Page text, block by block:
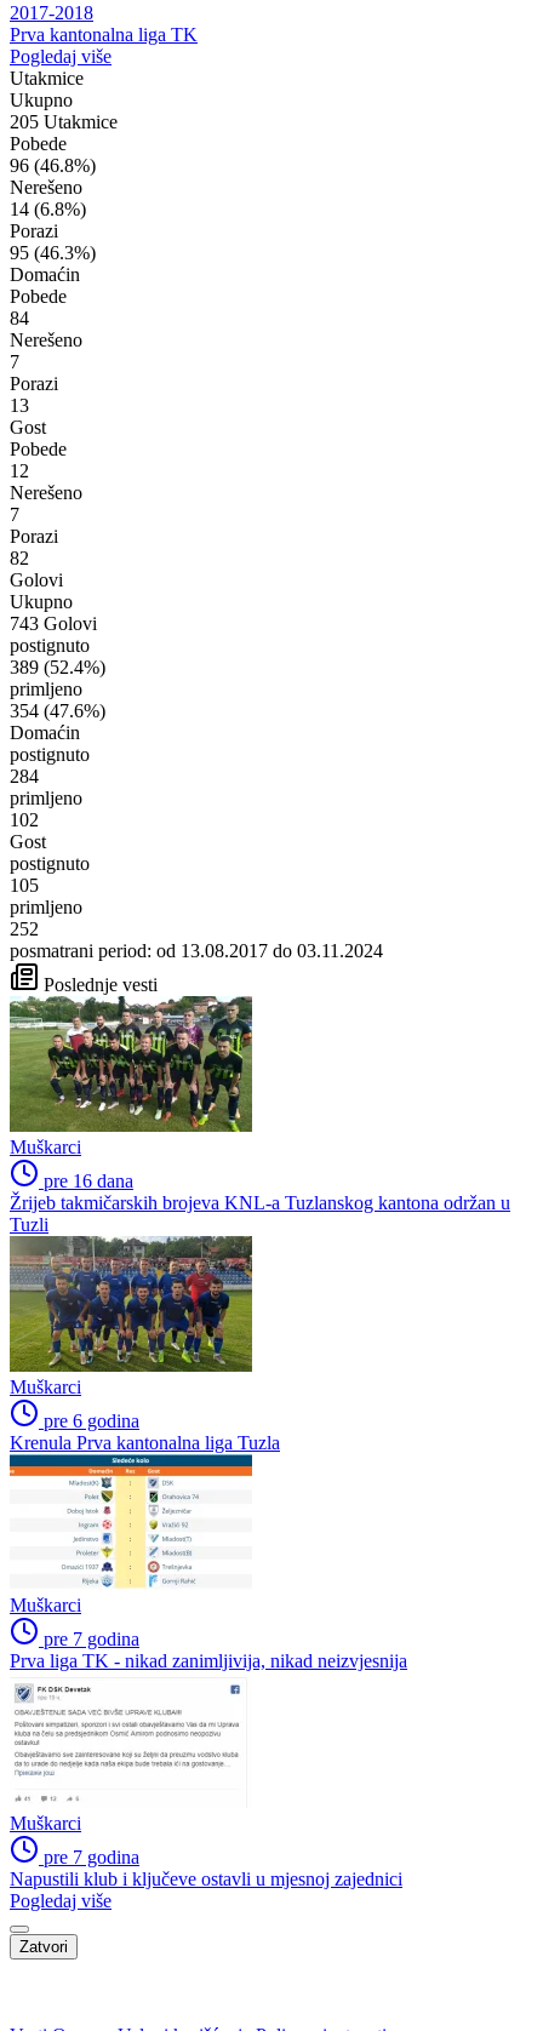
2017-2018
Prva kantonalna liga TK
Pogledaj više
Utakmice
Ukupno
205 Utakmice
Pobede
96 (46.8%)
Nerešeno
14 (6.8%)
Porazi
95 (46.3%)
Domaćin
Pobede
84
Nerešeno
7
Porazi
13
Gost
Pobede
12
Nerešeno
7
Porazi
82
Golovi
Ukupno
743 Golovi
postignuto
389 (52.4%)
primljeno
354 (47.6%)
Domaćin
postignuto
284
primljeno
102
Gost
postignuto
105
primljeno
252
posmatrani period: od 13.08.2017 do 03.11.2024
Poslednje vesti
Muškarci
pre 16 dana
Žrijeb takmičarskih brojeva KNL-a Tuzlanskog kantona održan u
Tuzli
Muškarci
pre 6 godina
Krenula Prva kantonalna liga Tuzla
Muškarci
pre 7 godina
Prva liga TK - nikad zanimljivija, nikad neizvjesnija
Muškarci
pre 7 godina
Napustili klub i ključeve ostavli u mjesnoj zajednici
Pogledaj više
Zatvori